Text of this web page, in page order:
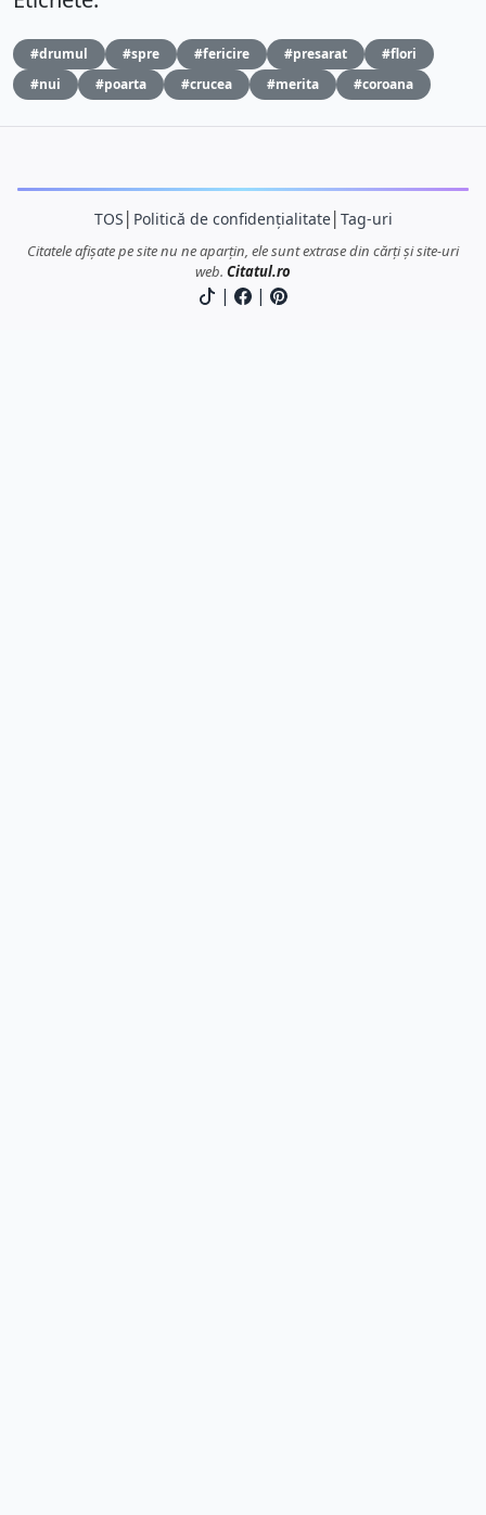
#drumul #spre #fericire #presarat
#flori
#nui
#poarta #crucea #merita #coroana
TOS Politică de confidențialitate│ Tag-uri
Citatele afișate pe site nu ne aparțin, ele sunt extrase din cărți și site-uri
web. Citatul.ro
| |